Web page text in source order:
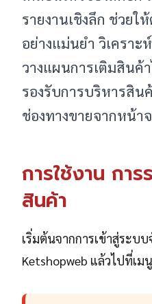
รายงานเชิงลึก ช่วยใ
อย่างแม่นยำ วิเคราะ
วางแผนการเติมสินค้
รองรับการบริหารสิน
ช่องทางขายจากหน้า
การใช้งาน กา
สินค้า
เริ่มต้นจากการเข้าสู่ระบ
Ketshopweb แล้วไปที่เม